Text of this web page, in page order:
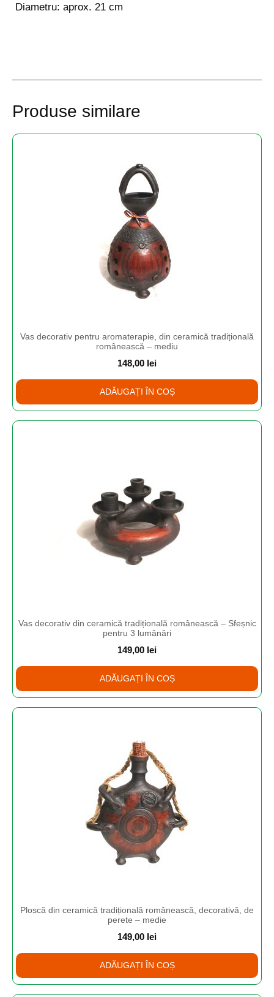
Diametru: aprox. 21 cm
Produse similare
Vas decorativ pentru aromaterapie, din ceramică tradițională
românească – mediu
148,00 lei
ADĂUGAȚI ÎN COȘ
Vas decorativ din ceramică tradițională românească – Sfeșnic
pentru 3 lumânări
149,00 lei
ADĂUGAȚI ÎN COȘ
Ploscă din ceramică tradițională românească, decorativă, de
perete – medie
149,00 lei
ADĂUGAȚI ÎN COȘ